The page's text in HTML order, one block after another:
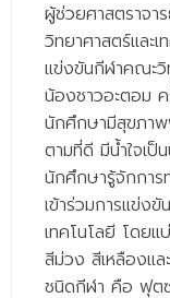
- - วิทยาศาสตร์เครื่อ
- - อาชีวอนามัยและ
- - อนามัยสิ่งแวดล้อ
- - วิทยาศาสตร์การ
- - ความมั่นคงปลอด
- - อุตสาหกรรมชีวภ
- ศึกษาศาสตรบัณฑิต
ผู้ช่วยศาสตราจ
วิทยาศาสตร์และเ
แข่งขันกีฬาคณะวิ
น้องชาวอะตอม
นักศึกษามีสุขภา
ตามที่ดี มีน้ำใจเ
นักศึกษารู้จักการ
เข้าร่วมการแข่ง
เทคโนโลยี โดย
สีม่วง สีเหลืองแ
ชนิดกีฬา คือ ฟุต